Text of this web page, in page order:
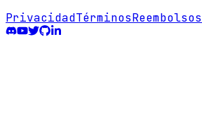
PrivacidadTérminosReembolsos